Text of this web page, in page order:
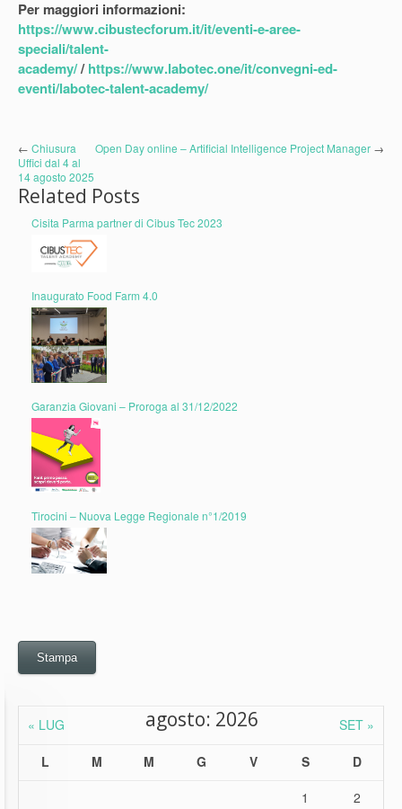
Per maggiori informazioni:
https://www.cibustecforum.it/it/eventi-e-aree-
speciali/talent-
academy//https://www.labotec.one/it/convegni-ed-
eventi/labotec-talent-academy/
Open Day online – Artificial Intelligence Project Manager →
← Chiusura
Uffici dal 4 al
14 agosto 2025
Related Posts
Cisita Parma partner di Cibus Tec 2023
Inaugurato Food Farm 4.0
Garanzia Giovani – Proroga al 31/12/2022
Tirocini – Nuova Legge Regionale n°1/2019
Stampa
« LUG SET »
agosto: 2026
L M M G V S
D
1
2